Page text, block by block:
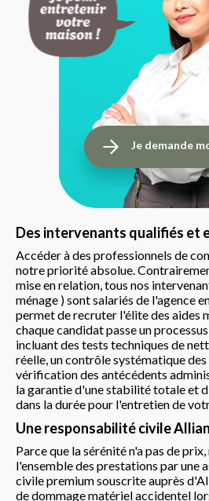
Je demande
Des intervenants qualifiés et
Accéder à des professionnels de
notre priorité absolue.
mise en relation, tous nos
ménage ) sont salariés de l'agence
permet de recruter l'élite des aides
chaque candidat passe un
incluant des tests techniques de
réelle, un contrôle systématique
vérification des antécédents
la garantie d'une stabilité totale et
dans la durée pour l'entretien de
Une responsabilité civile
Parce que la sérénité n'a pas de
l'ensemble des prestations par une
civile premium souscrite auprès
de dommage matériel accidentel